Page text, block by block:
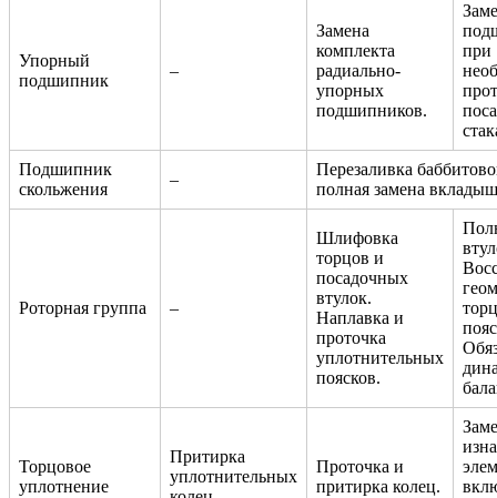
Упорный
подшипник
–
Замена
комплекта
радиально-
упорных
подшипников.
при
Подшипник
скольжения
–
Перезаливка
полная замена
Роторная группа –
Шлифовка
торцов и
посадочных
втулок.
Наплавка и
проточка
уплотнительных
поясков.
Торцовое
уплотнение
Притирка
уплотнительных
Проточка и
притирка колец.